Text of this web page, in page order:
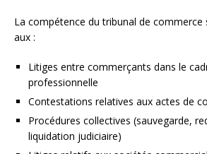
La compétence du tribunal de commerce
aux :
Litiges entre commerçants dans le
professionnelle
Contestations relatives aux actes de
Procédures collectives (sauvegarde,
liquidation judiciaire)